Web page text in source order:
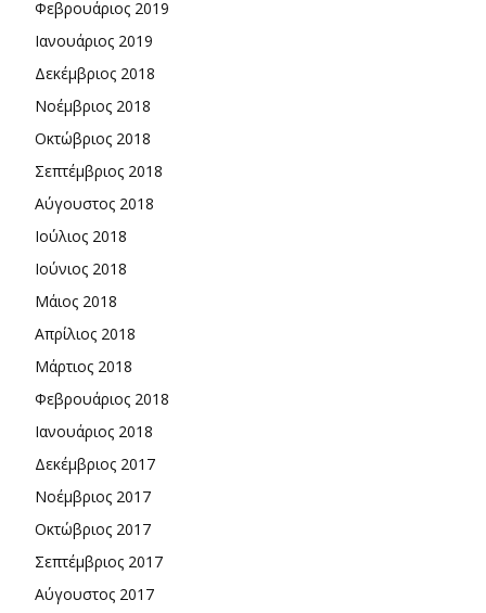
Φεβρουάριος 2019
Ιανουάριος 2019
Δεκέμβριος 2018
Νοέμβριος 2018
Οκτώβριος 2018
Σεπτέμβριος 2018
Αύγουστος 2018
Ιούλιος 2018
Ιούνιος 2018
Μάιος 2018
Απρίλιος 2018
Μάρτιος 2018
Φεβρουάριος 2018
Ιανουάριος 2018
Δεκέμβριος 2017
Νοέμβριος 2017
Οκτώβριος 2017
Σεπτέμβριος 2017
Αύγουστος 2017